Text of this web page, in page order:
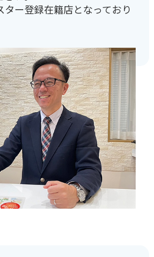
ー登録在籍店となっており